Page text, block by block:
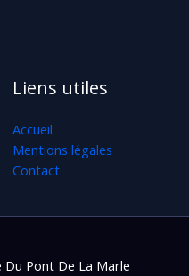
Liens utiles
Accueil
Mentions légales
Contact
Pont De La Marle